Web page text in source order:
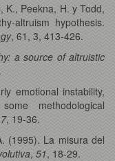
K., Peekna, H. y Todd,
altruism hypothesis.
, 61, 3, 413-426.
a source of altruistic
emotional instability,
methodological
7, 19-36.
(1995). La misura del
, 51, 18-29.